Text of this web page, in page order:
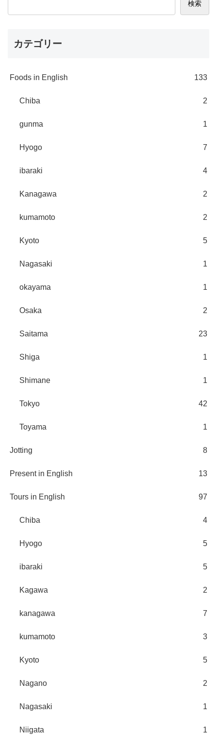
検索
カテゴリー
Foods in English 133
Chiba 2
gunma 1
Hyogo 7
ibaraki 4
Kanagawa 2
kumamoto 2
Kyoto 5
Nagasaki 1
okayama 1
Osaka 2
Saitama 23
Shiga 1
Shimane 1
Tokyo 42
Toyama 1
Jotting 8
Present in English 13
Tours in English 97
Chiba 4
Hyogo 5
ibaraki 5
Kagawa 2
kanagawa 7
kumamoto 3
Kyoto 5
Nagano 2
Nagasaki 1
Niigata 1